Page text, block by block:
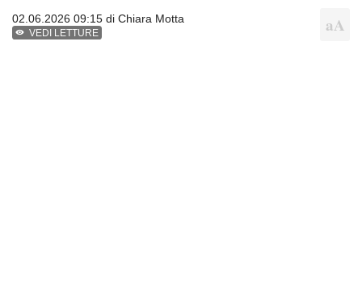
02.06.2026 09:15 di Chiara Motta
VEDI LETTURE